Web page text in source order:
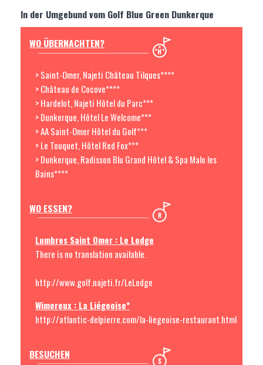
In der Umgebund vom Golf Blue Green Dunkerque
WO ÜBERNACHTEN?
> Saint-Omer, Najeti Château Tilques****
> Château de Cocove****
> Hardelot, Najeti Hôtel du Parc***
> Dunkerque, Hôtel Le Welcome***
> AA Saint-Omer Hôtel du Golf***
> Le Touquet, Hôtel Red Fox***
> Dunkerque, Radisson Blu Grand Hôtel & Spa Malo les
Bains****
WO ESSEN?
Lumbres Saint Omer : Le Lodge
There is no translation available.
http://www.golf.najeti.fr/LeLodge
Wimereux : La Liégeoise*
http://atlantic-delpierre.com/la-liegeoise-restaurant.html
BESUCHEN